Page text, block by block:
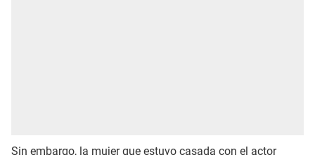
Sin embargo, la mujer que estuvo casada con el actor